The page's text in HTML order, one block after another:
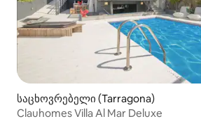
საცხოვრებელი (Tarragona)
Clauhomes Villa Al Mar Deluxe